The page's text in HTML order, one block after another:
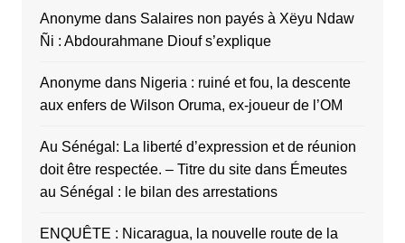
Anonymedans Salaires non payés à Xëyu Ndaw
Ñi : Abdourahmane Diouf s’explique
Anonymedans Nigeria : ruiné et fou, la descente
aux enfers de Wilson Oruma, ex-joueur de l’OM
Au Sénégal: La liberté d’expression et de réunion
doit être respectée. – Titre du sitedans Émeutes
au Sénégal : le bilan des arrestations
ENQUÊTE : Nicaragua, la nouvelle route de la